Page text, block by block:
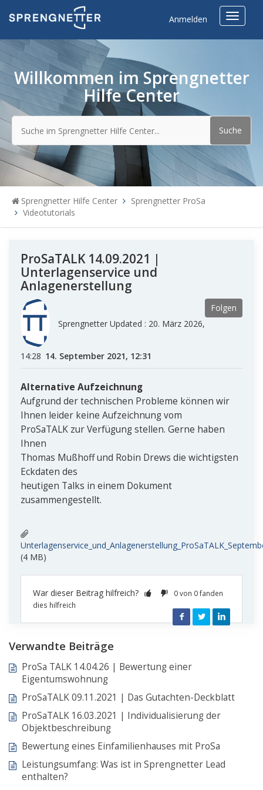
Anmelden
Toggle
Willkommen im Sprengnetter
Hilfe Center
Sprengnetter Hilfe Center
Sprengnetter ProSa
Videotutorials
ProSaTALK 14.09.2021 |
Unterlagenservice und
Anlagenerstellung
Folgen
Sprengnetter Updated : 20. März 2026,
14:28 14. September 2021, 12:31
Alternative Aufzeichnung
Aufgrund der technischen Probleme können wir
Ihnen leider keine Aufzeichnung vom
ProSaTALK zur Verfügung stellen. Gerne haben
Ihnen
Thomas Mußhoff und Robin Drews die wichtigsten
Eckdaten des
heutigen Talks in einem Dokument
zusammengestellt.
(4 MB)
War dieser Beitrag hilfreich?
0 von 0 fanden
dies hilfreich
Verwandte Beiträge
ProSa TALK 14.04.26 | Bewertung einer
Eigentumswohnung
ProSaTALK 09.11.2021 | Das Gutachten-Deckblatt
ProSaTALK 16.03.2021 | Individualisierung der
Objektbeschreibung
Bewertung eines Einfamilienhauses mit ProSa
Leistungsumfang: Was ist in Sprengnetter Lead
enthalten?